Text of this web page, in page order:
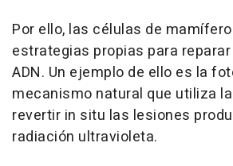
Por ello, las células de
estrategias propias para
ADN. Un ejemplo de ello es la
mecanismo natural que utiliza
revertir in situ las lesiones
radiación ultravioleta.